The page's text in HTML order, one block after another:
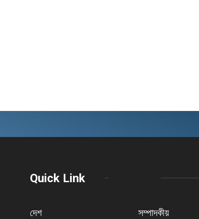
Quick Link
দেশ
সম্পাদকীয়